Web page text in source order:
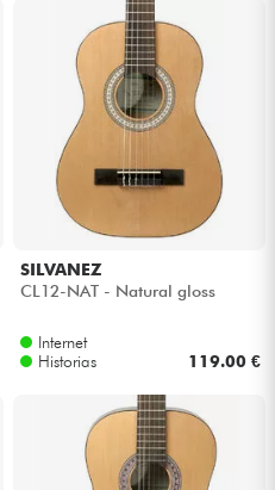
SILVANEZ
CL12-NAT - Natural gloss
Internet
Historias
119.00 €